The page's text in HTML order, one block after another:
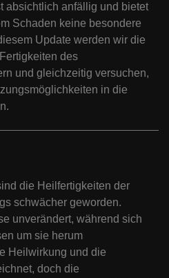
absichtlich anfällig und bietet
Schaden keine besondere
Update werden wir die
des
und gleichzeitig versuchen,
in die
die Heilfertigkeiten der
schwächer geworden.
unverändert, während sich
um sie herum
Heilwirkung und die
doch die